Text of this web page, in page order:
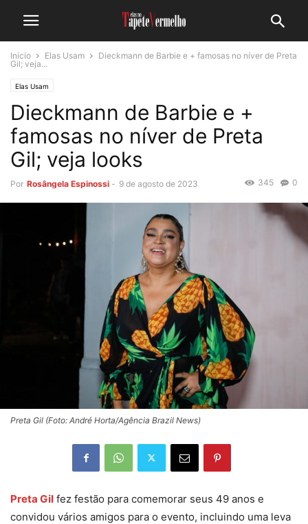
Início Elas Usam
Dieckmann de Barbie e + famosas no níver de Preta
Gil; veja...
Elas Usam
Dieckmann de Barbie e +
famosas no níver de Preta
Gil; veja looks
Por Rosângela Espinossi - 9 de agosto de 2023 0
345
Preta Gil (Foto: André Horta/Agência Brazil News)
Preta Gil fez festão para comemorar seus 49 anos e
convidou vários amigos para o evento, incluindo uma leva